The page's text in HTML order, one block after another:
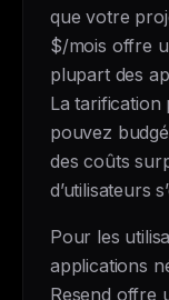
que votre
$/mois offre
plupart des
La tarification
pouvez
des coûts
d’utilisateurs
Pour les
applications
Resend offre